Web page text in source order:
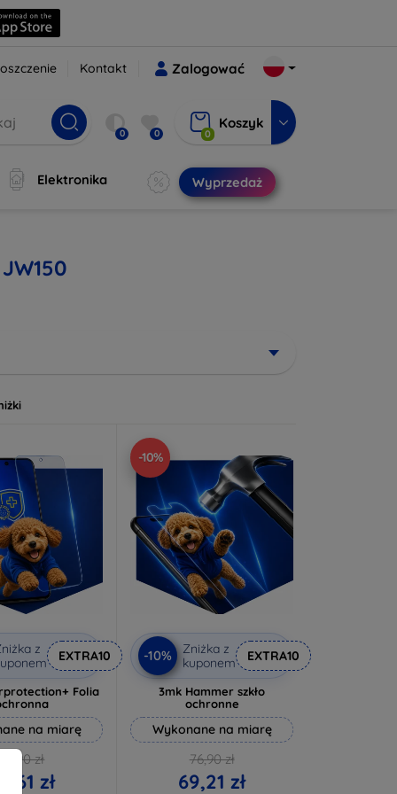
Kontakt Zalogować
0 0 0
Koszyk
Elektronika Wyprzedaż
z
EXTRA10
Folia
na miarę
72,90 zł
65,61 zł
-10%
-10%
Zniżka z
kuponem
EXTRA10
3mk Hammer szkło
ochronne
Wykonane na miarę
76,90 zł
69,21 zł